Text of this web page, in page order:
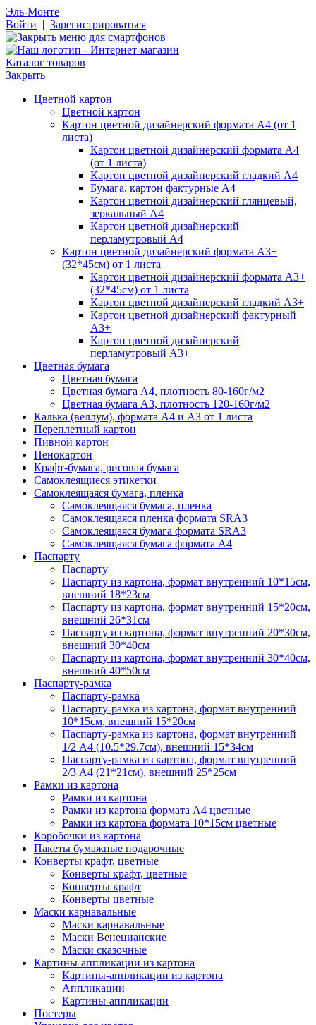
Эль-Монте
Войти | Зарегистрироваться
Каталог товаров
Закрыть
Цветной картон
Цветной картон
Картон цветной дизайнерский формата А4 (от 1
листа)
Картон цветной дизайнерский формата А4
(от 1 листа)
Картон цветной дизайнерский гладкий А4
Бумага, картон фактурные А4
Картон цветной дизайнерский глянцевый,
зеркальный А4
Картон цветной дизайнерский
перламутровый А4
Картон цветной дизайнерский формата А3+
(32*45см) от 1 листа
Картон цветной дизайнерский формата А3+
(32*45см) от 1 листа
Картон цветной дизайнерский гладкий А3+
Картон цветной дизайнерский фактурный
А3+
Картон цветной дизайнерский
перламутровый А3+
Цветная бумага
Цветная бумага
Цветная бумага А4, плотность 80-160г/м2
Цветная бумага А3, плотность 120-160г/м2
Калька (веллум), формата А4 и А3 от 1 листа
Переплетный картон
Пивной картон
Пенокартон
Крафт-бумага, рисовая бумага
Самоклеящиеся этикетки
Самоклеящаяся бумага, пленка
Самоклеящаяся бумага, пленка
Самоклеящаяся пленка формата SRА3
Самоклеящаяся бумага формата SRА3
Самоклеящаяся бумага формата А4
Паспарту
Паспарту
Паспарту из картона, формат внутренний 10*15см,
внешний 18*23см
Паспарту из картона, формат внутренний 15*20см,
внешний 26*31см
Паспарту из картона, формат внутренний 20*30см,
внешний 30*40см
Паспарту из картона, формат внутренний 30*40см,
внешний 40*50см
Паспарту-рамка
Паспарту-рамка
Паспарту-рамка из картона, формат внутренний
10*15см, внешний 15*20см
Паспарту-рамка из картона, формат внутренний
1/2 А4 (10.5*29.7см), внешний 15*34см
Паспарту-рамка из картона, формат внутренний
2/3 А4 (21*21см), внешний 25*25см
Рамки из картона
Рамки из картона
Рамки из картона формата А4 цветные
Рамки из картона формата 10*15см цветные
Коробочки из картона
Пакеты бумажные подарочные
Конверты крафт, цветные
Конверты крафт, цветные
Конверты крафт
Конверты цветные
Маски карнавальные
Маски карнавальные
Маски Венецианские
Маски сказочные
Картины-аппликации из картона
Картины-аппликации из картона
Аппликации
Картины-аппликации
Постеры